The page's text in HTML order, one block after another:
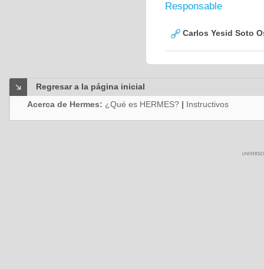
Responsable
Carlos Yesid Soto
Regresar a la página inicial
Acerca de Hermes: ¿Qué es HERMES? | Instructivos